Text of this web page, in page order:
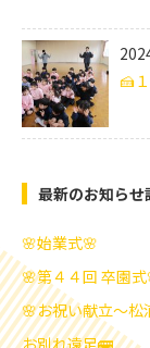
🍰
最新のお知らせ
🌸始業式🌸
🌸第４４回 卒園式
🌸お祝い献立～松